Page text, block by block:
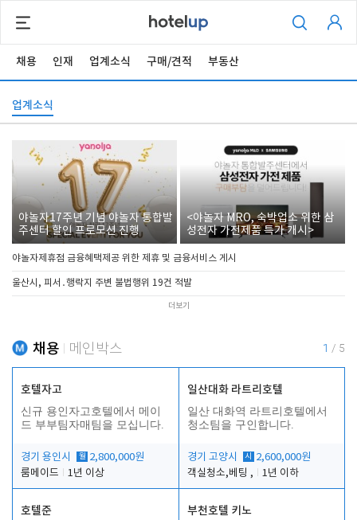
채용 인재 업계소식 구매/견적 부동산
업계소식
야놀자17주년 기념 야놀자 통합발
주센터 할인 프로모션 진행
<야놀자 MRO, 숙박업소 위한 삼
성전자 가전제품 특가 개시>
야놀자제휴점 금융혜택제공 위한 제휴 및 금융서비스 게시
울산시, 피서․행락지 주변 불법행위 19건 적발
더보기
채용 메인박스 1 / 5
호텔자고
신규 용인자고호텔에서 메이
드 부부팀자매팀을 모십니다.
경기 용인시 월 2,800,000원
룸메이드
1년 이상
일산대화 라트리호텔
일산 대화역 라트리호텔에서
청소팀을 구인합니다.
경기 고양시 시
2,600,000원
객실청소,베팅 ,
1년 이하
호텔준 부천호텔 키노